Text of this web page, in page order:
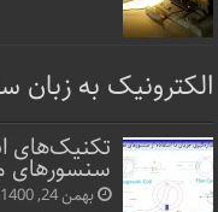
الکترونیک به زبان
تکنیک‌های
سنسورهای
بهمن 24, 1400